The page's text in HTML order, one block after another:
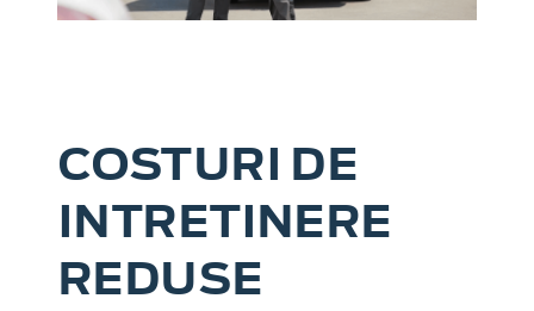
COSTURI DE
INTRETINERE
REDUSE